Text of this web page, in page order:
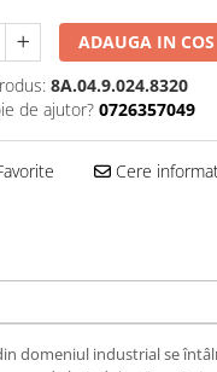
ADAUGA IN COS
8A.04.9.024.8320
de ajutor? 0726357049
Cere
domeniul industrial se